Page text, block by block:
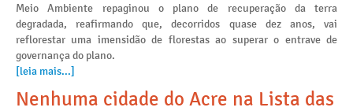
Meio Ambiente repaginou o plano de recuperação da terra
degradada, reafirmando que, decorridos quase dez anos, vai
reflorestar uma imensidão de florestas ao superar o entrave de
governança do plano.
[leia mais...]
Nenhuma cidade do Acre na Lista das